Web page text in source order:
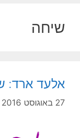
שיחה
אלעד ארד:
27 באוגוסט 2016